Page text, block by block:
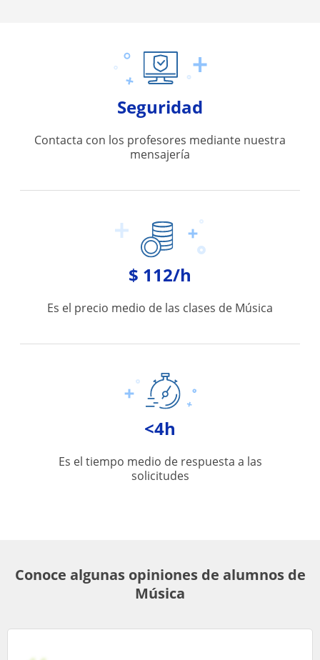
Seguridad
Contacta con los profesores mediante nuestra
mensajería
$ 112/h
Es el precio medio de las clases de Música
<4h
Es el tiempo medio de respuesta a las
solicitudes
Conoce algunas opiniones de alumnos de
Música